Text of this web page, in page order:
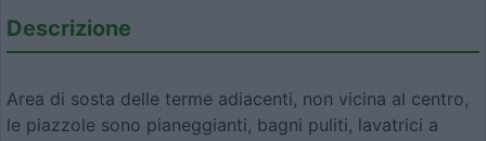
Descrizione
Area di sosta delle terme adiacenti, non vicina al centro,
le piazzole sono pianeggianti, bagni puliti, lavatrici a